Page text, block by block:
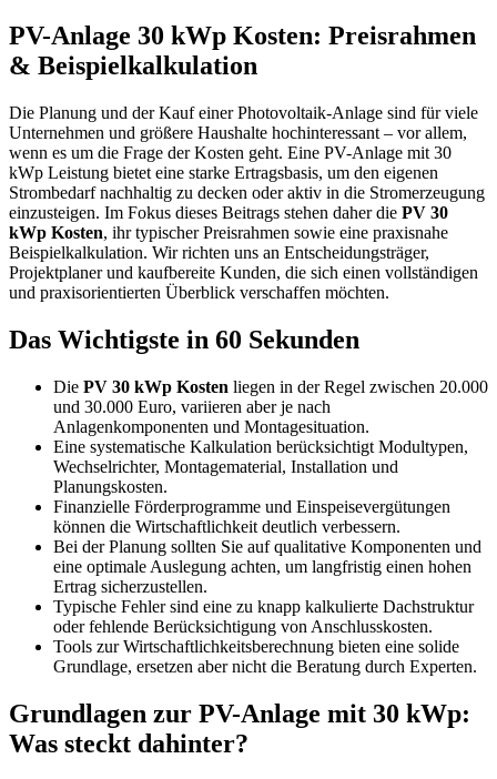
PV-Anlage 30 kWp Kosten: Preisrahmen
& Beispielkalkulation
Die Planung und der Kauf einer Photovoltaik-Anlage sind für viele
Unternehmen und größere Haushalte hochinteressant – vor allem,
wenn es um die Frage der Kosten geht. Eine PV-Anlage mit 30
kWp Leistung bietet eine starke Ertragsbasis, um den eigenen
Strombedarf nachhaltig zu decken oder aktiv in die Stromerzeugung
einzusteigen. Im Fokus dieses Beitrags stehen daher die PV 30
kWp Kosten, ihr typischer Preisrahmen sowie eine praxisnahe
Beispielkalkulation. Wir richten uns an Entscheidungsträger,
Projektplaner und kaufbereite Kunden, die sich einen vollständigen
und praxisorientierten Überblick verschaffen möchten.
Das Wichtigste in 60 Sekunden
Die PV 30 kWp Kosten liegen in der Regel zwischen 20.000
und 30.000 Euro, variieren aber je nach
Anlagenkomponenten und Montagesituation.
Eine systematische Kalkulation berücksichtigt Modultypen,
Wechselrichter, Montagematerial, Installation und
Planungskosten.
Finanzielle Förderprogramme und Einspeisevergütungen
können die Wirtschaftlichkeit deutlich verbessern.
Bei der Planung sollten Sie auf qualitative Komponenten und
eine optimale Auslegung achten, um langfristig einen hohen
Ertrag sicherzustellen.
Typische Fehler sind eine zu knapp kalkulierte Dachstruktur
oder fehlende Berücksichtigung von Anschlusskosten.
Tools zur Wirtschaftlichkeitsberechnung bieten eine solide
Grundlage, ersetzen aber nicht die Beratung durch Experten.
Grundlagen zur PV-Anlage mit 30 kWp:
Was steckt dahinter?